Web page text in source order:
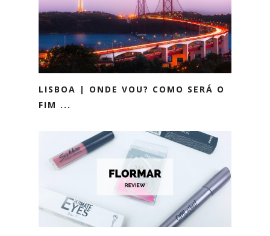
LISBOA | ONDE VOU? COMO SERÁ O
FIM ...